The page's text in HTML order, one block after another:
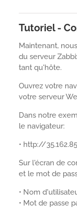
Tutoriel -
Maintenant,
du serveur
tant qu'hôte.
Ouvrez votre
votre serveur
Dans notre
le navigateur:
• http://
Sur l'écran de
et le mot de
• Nom
• Mot de passe